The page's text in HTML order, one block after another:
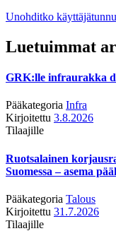
Unohditko
Luetuimmat
GRK:lle infraurakka
Pääkategoria Infra
Kirjoitettu 3.8.2026
Tilaajille
Ruotsalainen
Suomessa – asema
Pääkategoria Talous
Kirjoitettu 31.7.2026
Tilaajille